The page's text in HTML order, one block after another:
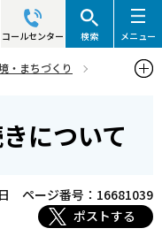
コールセンター 検索 メニュー
・まちづくり
について
ページ番号：16681039
ポストする